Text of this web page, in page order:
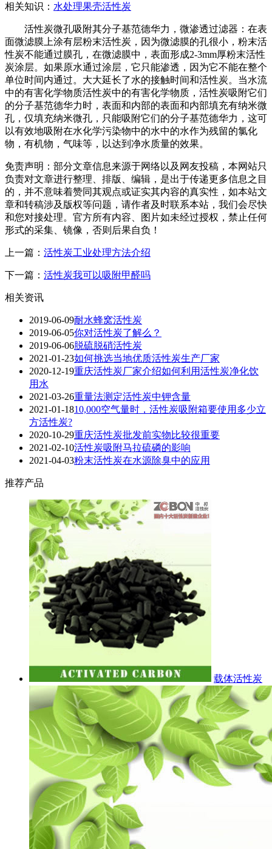
相关知识： 水处理果壳活性炭
活性炭微孔吸附其分子基范德华力，微渗透过滤器：在表
面微滤膜上涂有层粉末活性炭，因为微滤膜的孔很小，粉末活
性炭不能通过膜孔，在微滤膜中，表面形成2-3mm厚粉末活性
炭涂层。如果原水通过涂层，它只能渗透，因为它不能在整个
单位时间内通过。大大延长了水的接触时间和活性炭。当水流
中的有害化学物质活性炭中的有害化学物质，活性炭吸附它们
的分子基范德华力时，表面和内部的表面和内部填充有纳米微
孔，仅填充纳米微孔，只能吸附它们的分子基范德华力，这可
以有效地吸附在水化学污染物中的水中的水作为残留的氯化
物，有机物，气味等，以达到净水质量的效果。
免责声明：部分文章信息来源于网络以及网友投稿，本网站只
负责对文章进行整理、排版、编辑，是出于传递更多信息之目
的，并不意味着赞同其观点或证实其内容的真实性，如本站文
章和转稿涉及版权等问题，请作者及时联系本站，我们会尽快
和您对接处理。官方所有内容、图片如未经过授权，禁止任何
形式的采集、镜像，否则后果自负！
上一篇： 活性炭工业处理方法介绍
下一篇： 活性炭我可以吸附甲醛吗
相关资讯
2019-06-09耐水蜂窝活性炭
2019-06-05你对活性炭了解么？
2019-06-06脱硫脱硝活性炭
2021-01-23如何挑选当地优质活性炭生产厂家
2020-12-19重庆活性炭厂家介绍如何利用活性炭净化饮
用水
2021-03-26重量法测定活性炭中钾含量
2021-01-1810,000空气量时，活性炭吸附箱要使用多少立
方活性炭?
2020-10-29重庆活性炭批发前实物比较很重要
2021-02-10活性炭吸附马拉硫磷的影响
2021-04-03粉末活性炭在水源除臭中的应用
推荐产品
载体活性炭